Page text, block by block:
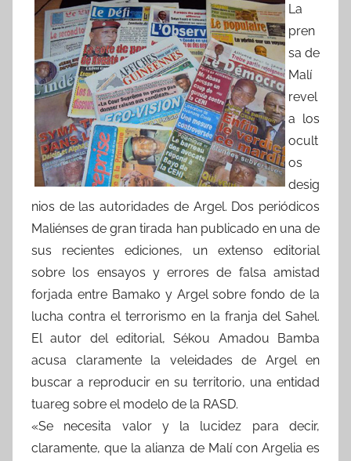
La
pren
sa de
Malí
revel
a los
ocult
os
desig
nios de las autoridades de Argel. Dos periódicos
Maliénses de gran tirada han publicado en una de
sus recientes ediciones, un extenso editorial
sobre los ensayos y errores de falsa amistad
forjada entre Bamako y Argel sobre fondo de la
lucha contra el terrorismo en la franja del Sahel.
El autor del editorial, Sékou Amadou Bamba
acusa claramente la veleidades de Argel en
buscar a reproducir en su territorio, una entidad
tuareg sobre el modelo de la RASD.
«Se necesita valor y la lucidez para decir,
claramente, que la alianza de Malí con Argelia es